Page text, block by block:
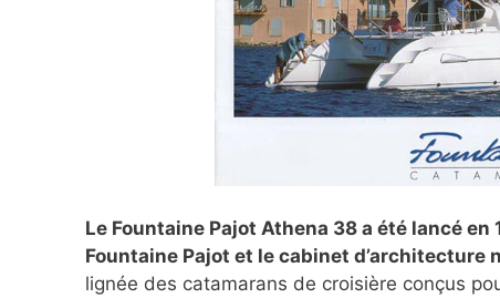
Le Fountaine Pajot Athena 38 a été lancé
Fountaine Pajot et le cabinet d’architecture
lignée des catamarans de croisière conçus